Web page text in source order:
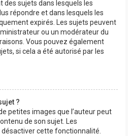
des sujets dans lesquels les
répondre et dans lesquels les
expirés. Les sujets peuvent
ou un modérateur du
Vous pouvez également
si cela a été autorisé par les
?
petites images que l’auteur peut
de son sujet. Les
cette fonctionnalité.